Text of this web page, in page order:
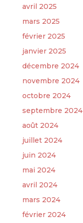
avril 2025
mars 2025
février 2025
janvier 2025
décembre 2024
novembre 2024
octobre 2024
septembre 2024
août 2024
juillet 2024
juin 2024
mai 2024
avril 2024
mars 2024
février 2024